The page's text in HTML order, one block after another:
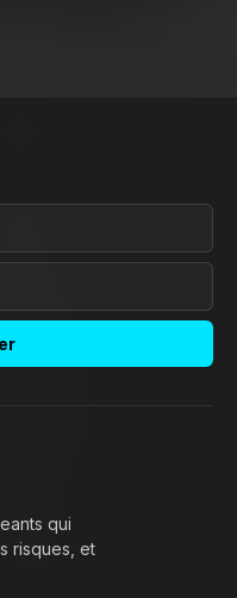
qui
risques, et